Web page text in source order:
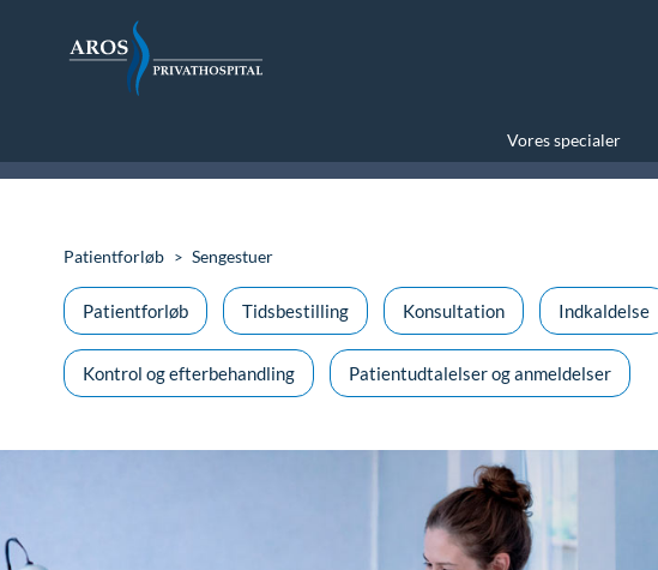
Vores specialer
Patientforløb Sengestuer
Patientforløb Tidsbestilling Konsultation Indkaldelse
Kontrol og efterbehandling Patientudtalelser og anmeldelser